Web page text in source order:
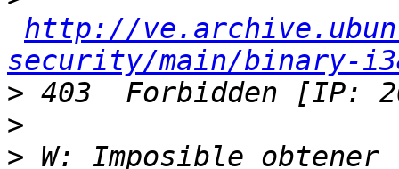
http://
security/main/binary-
>
>
>